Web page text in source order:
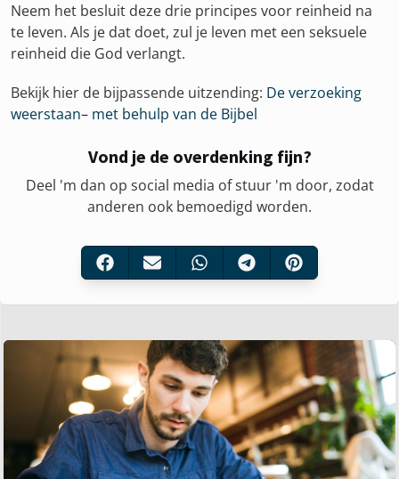
Neem het besluit deze drie principes voor reinheid na
te leven. Als je dat doet, zul je leven met een seksuele
reinheid die God verlangt.
Bekijk hier de bijpassende uitzending: De verzoeking
weerstaan– met behulp van de Bijbel
Vond je de overdenking fijn?
Deel 'm dan op social media of stuur 'm door, zodat
anderen ook bemoedigd worden.